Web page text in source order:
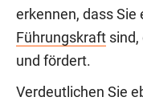
erkennen, dass Sie
Führungskraft
und fördert.
Verdeutlichen Sie